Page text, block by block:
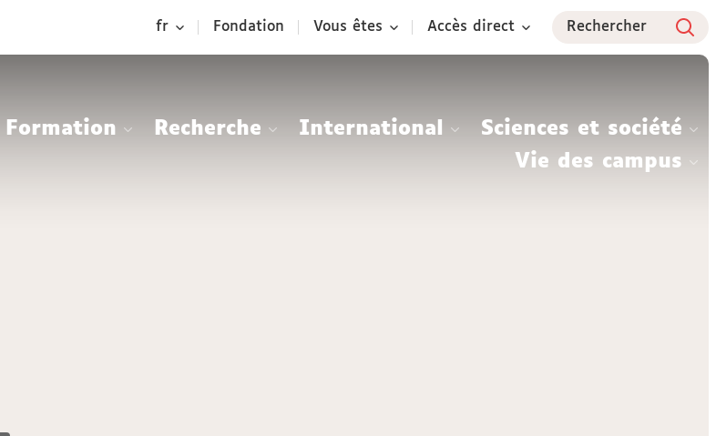
contenu
fr Fondation Vous êtes Accès direct Rechercher
Formation Recherche International
Sciences et société
Vie des campus